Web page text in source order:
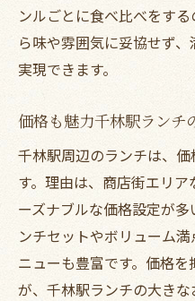
ンルごとに食べ比べをす
ら味や雰囲気に妥協せず
実現できます。
価格も魅力千林駅ランチ
千林駅周辺のランチは、
す。理由は、商店街エリ
ーズナブルな価格設定が
ンチセットやボリューム
ニューも豊富です。価格
が、千林駅ランチの大きな